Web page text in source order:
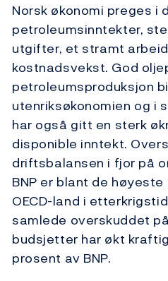
Norsk økonomi preges i
petroleumsinntekter,
utgifter, et stramt
kostnadsvekst. God
petroleumsproduksjon
utenriksøkonomien og i
har også gitt en sterk
disponible inntekt.
driftsbalansen i fjor på
BNP er blant de
OECD-land i
samlede overskuddet
budsjetter har økt
prosent av BNP.